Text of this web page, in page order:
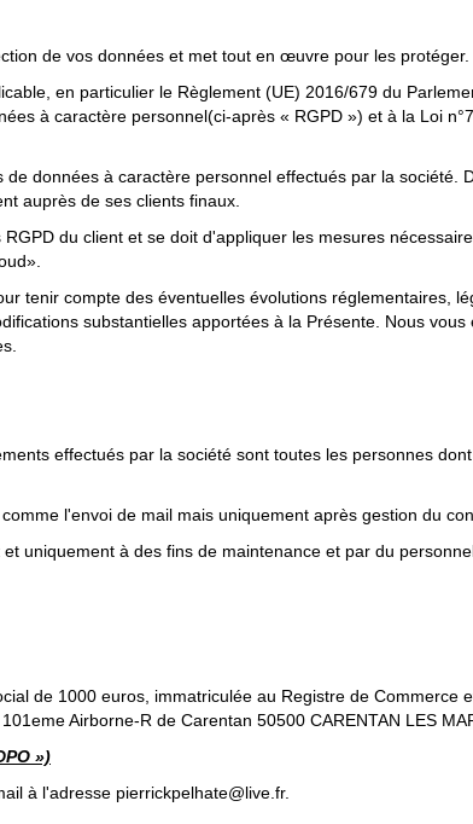
de vos données et met tout en œuvre pour les protéger.
en particulier le Règlement (UE) 2016/679 du
à caractère personnel(ci-après « RGPD ») et à la Loi
données à caractère personnel effectués par la société.
auprès de ses clients finaux.
du client et se doit d'appliquer les mesures
tenir compte des éventuelles évolutions réglementaires,
substantielles apportées à la Présente. Nous
effectués par la société sont toutes les personnes
l'envoi de mail mais uniquement après gestion du
uniquement à des fins de maintenance et par du
de 1000 euros, immatriculée au Registre de Commerce
Airborne-R de Carentan 50500 CARENTAN LES
»)
à l'adresse pierrickpelhate@live.fr.